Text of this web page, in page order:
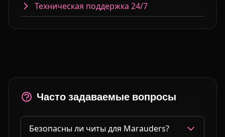
Техническая поддержка 24/7
Часто задаваемые вопросы
Безопасны ли читы для Marauders?